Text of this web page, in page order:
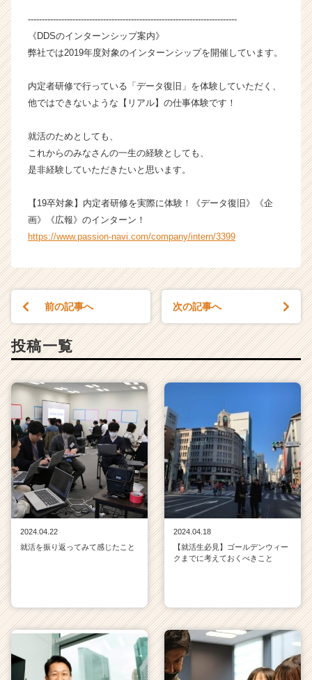
ト
チ
ア
リ
ア
e
e
a
r
e
r）
---------------------------------------------------------------------------
《DDSのインターンシップ案内》
弊社では2019年度対象のインターンシップを開催しています。
内定者研修で行っている「データ復旧」を体験していただく、
他ではできないような【リアル】の仕事体験です！
就活のためとしても、
これからのみなさんの一生の経験としても、
是非経験していただきたいと思います。
【19卒対象】内定者研修を実際に体験！《データ復旧》《企
画》《広報》のインターン！
https://www.passion-navi.com/company/intern/3399
前の記事へ 次の記事へ
投稿一覧
2024.04.22
就活を振り返ってみて感じたこと
2024.04.18
【就活生必見】ゴールデンウィー
クまでに考えておくべきこと